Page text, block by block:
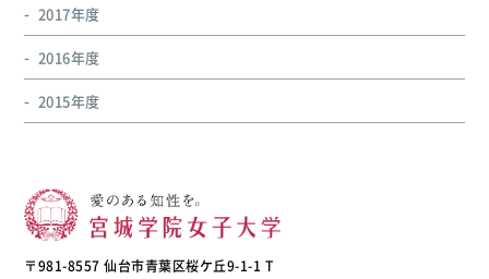
2017年度
2016年度
2015年度
〒981-8557 仙台市青葉区桜ケ丘9-1-1 T